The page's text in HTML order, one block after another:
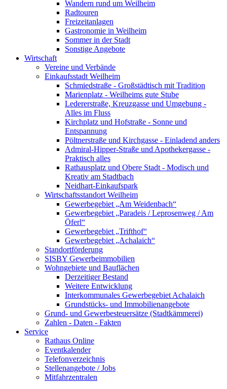
Wandern rund um Weilheim
Radtouren
Freizeitanlagen
Gastronomie in Weilheim
Sommer in der Stadt
Sonstige Angebote
Wirtschaft
Vereine und Verbände
Einkaufsstadt Weilheim
Schmiedstraße - Großstädtisch mit Tradition
Marienplatz - Weilheims gute Stube
Ledererstraße, Kreuzgasse und Umgebung -
Alles im Fluss
Kirchplatz und Hofstraße - Sonne und
Entspannung
Pöltnerstraße und Kirchgasse - Einladend anders
Admiral-Hipper-Straße und Apothekergasse -
Praktisch alles
Rathausplatz und Obere Stadt - Modisch und
Kreativ am Stadtbach
Neidhart-Einkaufspark
Wirtschaftsstandort Weilheim
Gewerbegebiet „Am Weidenbach“
Gewerbegebiet „Paradeis / Leprosenweg / Am
Öferl“
Gewerbegebiet „Trifthof“
Gewerbegebiet „Achalaich“
Standortförderung
SISBY Gewerbeimmobilien
Wohngebiete und Bauflächen
Derzeitiger Bestand
Weitere Entwicklung
Interkommunales Gewerbegebiet Achalaich
Grundstücks- und Immobilienangebote
Grund- und Gewerbesteuersätze (Stadtkämmerei)
Zahlen - Daten - Fakten
Service
Rathaus Online
Eventkalender
Telefonverzeichnis
Stellenangebote / Jobs
Mitfahrzentralen